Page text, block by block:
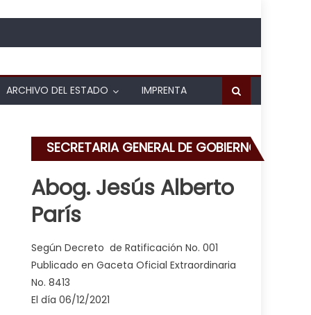
ARCHIVO DEL ESTADO IMPRENTA
en comunidad Bello Monte de Valencia
SECRETARIA GENERAL DE GOBIERNO
Abog. Jesús Alberto
París
Según Decreto de Ratificación No. 001
Publicado en Gaceta Oficial Extraordinaria
No. 8413
El día 06/12/2021